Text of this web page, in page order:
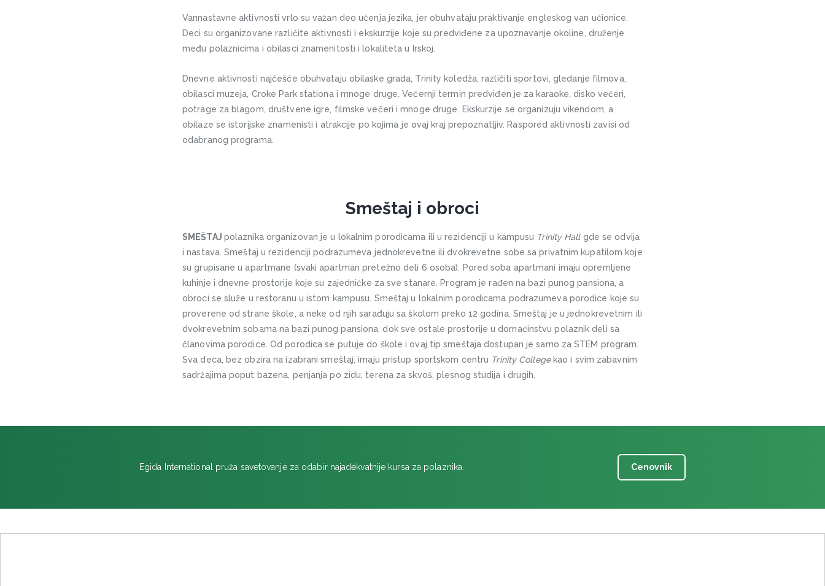
Vannastavne aktivnosti vrlo su važan deo učenja jezika, jer obuhvataju praktivanje engleskog van učionice.
Deci su organizovane različite aktivnosti i ekskurzije koje su predviđene za upoznavanje okoline, druženje
među polaznicima i obilasci znamenitosti i lokaliteta u Irskoj.
Dnevne aktivnosti najčešće obuhvataju obilaske grada, Trinity koledža, različiti sportovi, gledanje filmova,
obilasci muzeja, Croke Park stationa i mnoge druge. Večernji termin predviđen je za karaoke, disko večeri,
potrage za blagom, društvene igre, filmske večeri i mnoge druge. Ekskurzije se organizuju vikendom, a
obilaze se istorijske znamenisti i atrakcije po kojima je ovaj kraj prepoznatljiv. Raspored aktivnosti zavisi od
odabranog programa.
Smeštaj i obroci
SMEŠTAJ polaznika organizovan je u lokalnim porodicama ili u rezidenciji u kampusu Trinity Hallgde se odvija
i nastava. Smeštaj u rezidenciji podrazumeva jednokrevetne ili dvokrevetne sobe sa privatnim kupatilom koje
su grupisane u apartmane (svaki apartman pretežno deli 6 osoba). Pored soba apartmani imaju opremljene
kuhinje i dnevne prostorije koje su zajedničke za sve stanare. Program je rađen na bazi punog pansiona, a
obroci se služe u restoranu u istom kampusu. Smeštaj u lokalnim porodicama podrazumeva porodice koje su
proverene od strane škole, a neke od njih sarađuju sa školom preko 12 godina. Smeštaj je u jednokrevetnim ili
dvokrevetnim sobama na bazi punog pansiona, dok sve ostale prostorije u domaćinstvu polaznik deli sa
članovima porodice. Od porodica se putuje do škole i ovaj tip smeštaja dostupan je samo za STEM program.
Sva deca, bez obzira na izabrani smeštaj, imaju pristup sportskom centru Trinity Collegekao i svim zabavnim
sadržajima poput bazena, penjanja po zidu, terena za skvoš, plesnog studija i drugih.
Egida International pruža savetovanje za odabir najadekvatnije kursa za polaznika. Cenovnik